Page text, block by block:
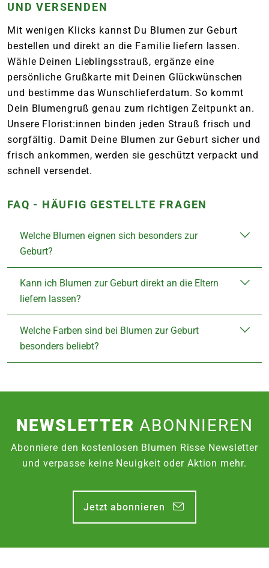
UND VERSENDEN
Mit wenigen Klicks kannst Du Blumen zur Geburt
bestellen und direkt an die Familie liefern lassen.
Wähle Deinen Lieblingsstrauß, ergänze eine
persönliche Grußkarte mit Deinen Glückwünschen
und bestimme das Wunschlieferdatum. So kommt
Dein Blumengruß genau zum richtigen Zeitpunkt an.
Unsere Florist:innen binden jeden Strauß frisch und
sorgfältig. Damit Deine Blumen zur Geburt sicher und
frisch ankommen, werden sie geschützt verpackt und
schnell versendet.
FAQ - HÄUFIG GESTELLTE FRAGEN
Welche Blumen eignen sich besonders zur
Geburt?
Kann ich Blumen zur Geburt direkt an die Eltern
liefern lassen?
Welche Farben sind bei Blumen zur Geburt
besonders beliebt?
NEWSLETTERABONNIEREN
Abonniere den kostenlosen Blumen Risse Newsletter
und verpasse keine Neuigkeit oder Aktion mehr.
Jetzt abonnieren